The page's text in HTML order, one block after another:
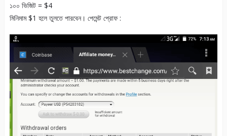
১০০ ভিজিট = $4
মিনিমাম $1 হলে তুলতে পারবেন। পেমেন্ট প্রোফ :